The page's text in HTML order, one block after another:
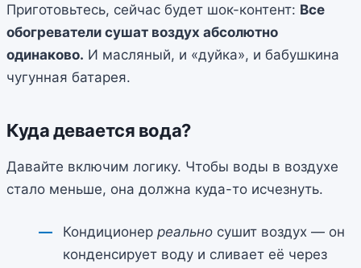
Приготовьтесь, сейчас будет шок-контент: Все
обогреватели сушат воздух абсолютно
одинаково. И масляный, и «дуйка», и бабушкина
чугунная батарея.
Куда девается вода?
Давайте включим логику. Чтобы воды в воздухе
стало меньше, она должна куда-то исчезнуть.
Кондиционер реально сушит воздух — он
конденсирует воду и сливает её через